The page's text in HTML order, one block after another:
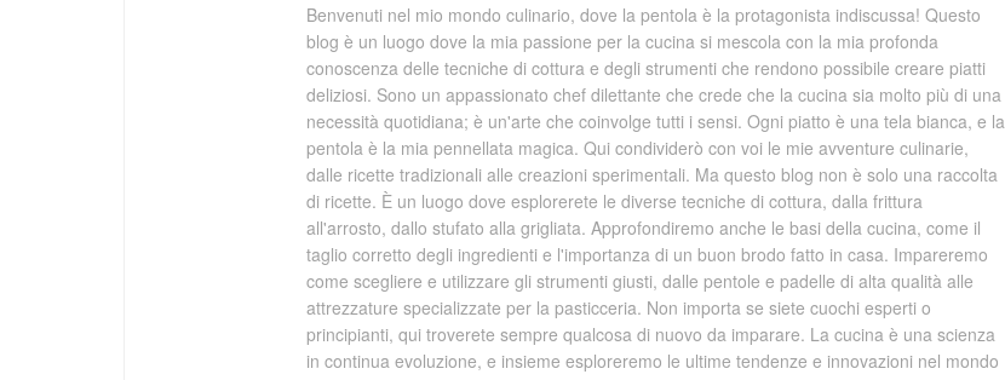
Benvenuti nel mio mondo culinario, dove la pentola è la protagonista indiscussa! Questo
blog è un luogo dove la mia passione per la cucina si mescola con la mia profonda
conoscenza delle tecniche di cottura e degli strumenti che rendono possibile creare piatti
deliziosi. Sono un appassionato chef dilettante che crede che la cucina sia molto più di una
necessità quotidiana; è un'arte che coinvolge tutti i sensi. Ogni piatto è una tela bianca, e la
pentola è la mia pennellata magica. Qui condividerò con voi le mie avventure culinarie,
dalle ricette tradizionali alle creazioni sperimentali. Ma questo blog non è solo una raccolta
di ricette. È un luogo dove esplorerete le diverse tecniche di cottura, dalla frittura
all'arrosto, dallo stufato alla grigliata. Approfondiremo anche le basi della cucina, come il
taglio corretto degli ingredienti e l'importanza di un buon brodo fatto in casa. Impareremo
come scegliere e utilizzare gli strumenti giusti, dalle pentole e padelle di alta qualità alle
attrezzature specializzate per la pasticceria. Non importa se siete cuochi esperti o
principianti, qui troverete sempre qualcosa di nuovo da imparare. La cucina è una scienza
in continua evoluzione, e insieme esploreremo le ultime tendenze e innovazioni nel mondo